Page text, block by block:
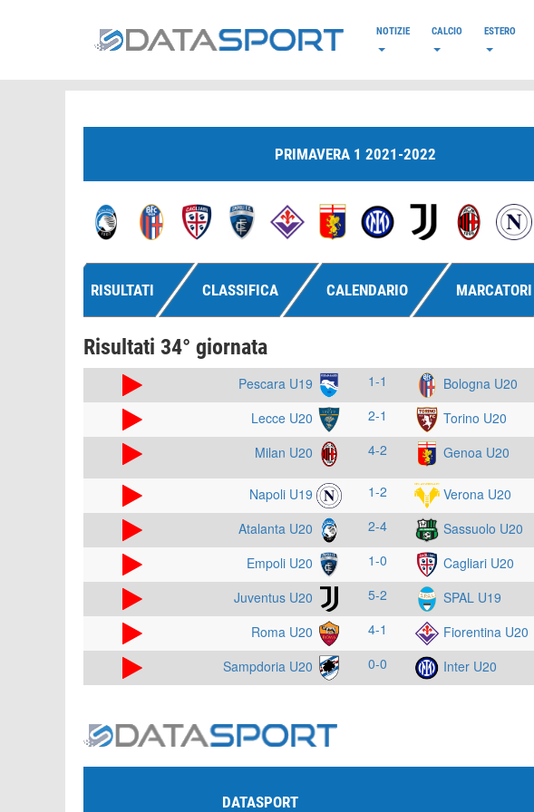
NOTIZIE CALCIO ESTERO
PRIMAVERA 1 2021-2022
RISULTATI CLASSIFICA CALENDARIO MARCATORI
Risultati 34° giornata
Pescara U19 1-1 Bologna U20
Lecce U20 2-1 Torino U20
Milan U20 4-2 Genoa U20
Napoli U19 1-2 Verona U20
Atalanta U20 2-4 Sassuolo U20
Empoli U20 1-0 Cagliari U20
Juventus U20 5-2 SPAL U19
Roma U20 4-1 Fiorentina U20
Sampdoria U20 0-0 Inter U20
DATASPORT